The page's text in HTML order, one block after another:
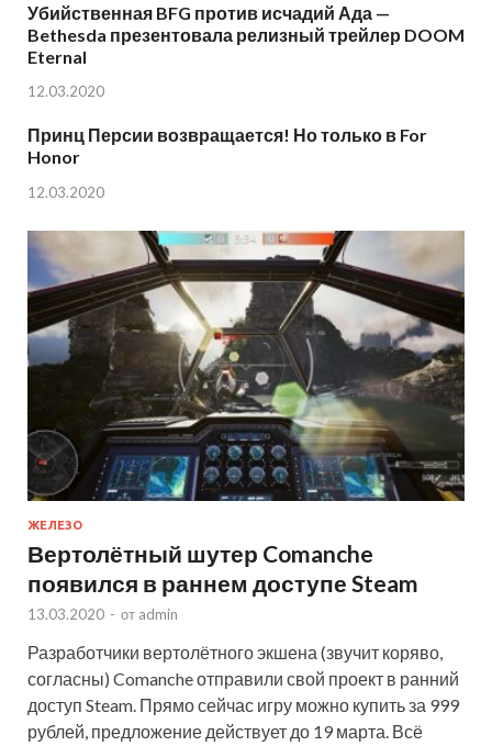
Убийственная BFG против исчадий Ада —
Bethesda презентовала релизный трейлер DOOM
Eternal
12.03.2020
Принц Персии возвращается! Но только в For
Honor
12.03.2020
ЖЕЛЕЗО
Вертолётный шутер Comanche
появился в раннем доступе Steam
13.03.2020 - от admin
Разработчики вертолётного экшена (звучит коряво,
согласны) Comanche отправили свой проект в ранний
доступ Steam. Прямо сейчас игру можно купить за 999
рублей, предложение действует до 19 марта. Всё